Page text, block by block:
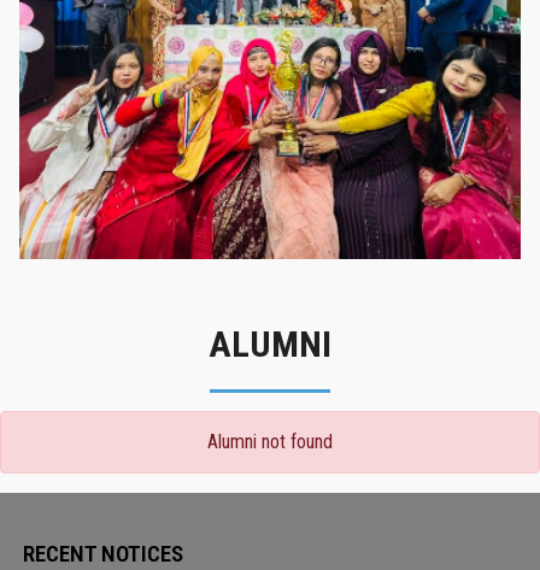
গৌরবের মুহূর্ত
গৌরবের মুহূর্ত
ALUMNI
Alumni not found
RECENT NOTICES